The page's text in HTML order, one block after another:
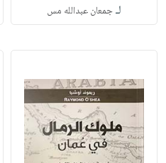
لـجمعان عبدالله مس